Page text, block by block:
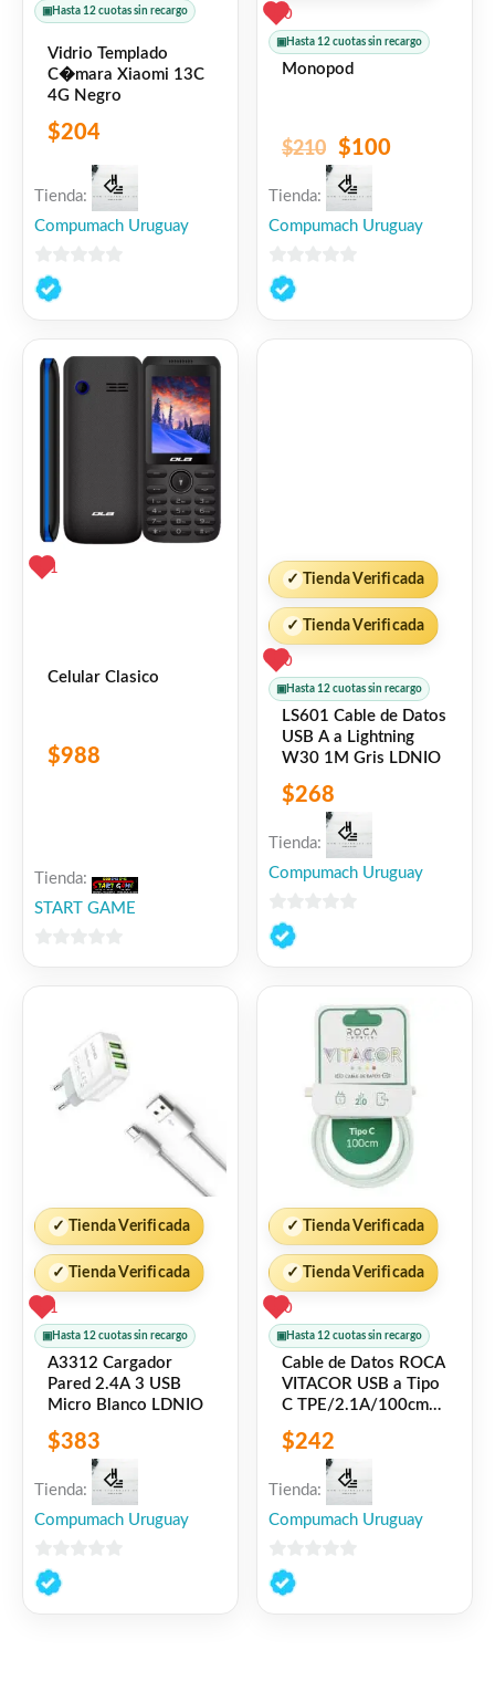
▣ Hasta 12 cuotas sin recargo
Vidrio Templado
C�mara Xiaomi 13C
4G Negro
$204
Tienda:
Compumach Uruguay
0
de
0
▣ Hasta 12 cuotas sin recargo
Monopod
$210 $100
Tienda:
Compumach Uruguay
0
de
1
Celular Clasico
$988
Tienda:
START GAME
✓ Tienda Verificada
✓ Tienda Verificada
0
▣ Hasta 12 cuotas sin recargo
LS601 Cable de Datos
USB A a Lightning
W30 1M Gris LDNIO
$268
Tienda:
Compumach Uruguay
0
de
✓ Tienda Verificada
✓ Tienda Verificada
1
▣ Hasta 12 cuotas sin recargo
A3312 Cargador
Pared 2.4A 3 USB
Micro Blanco LDNIO
$383
Tienda:
Compumach Uruguay
0
de
✓ Tienda Verificada
✓ Tienda Verificada
0
▣ Hasta 12 cuotas sin recargo
Cable de Datos ROCA
VITACOR USB a Tipo
C TPE/2.1A/100cm
Verde Claro
$242
Tienda:
Compumach Uruguay
0
de